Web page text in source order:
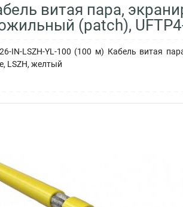
витая пара,
(patch),
IN-LSZH-YL-100 (100 м) Кабель витая
LSZH, желтый